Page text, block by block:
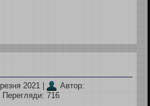
2021
Автор:
| Перегляди: 716